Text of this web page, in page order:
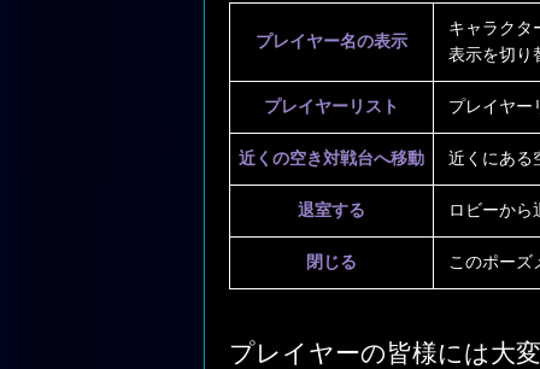
プレイヤー名の表示
キャラクタ
表示を切り
プレイヤーリスト プレイヤー
近くの空き対戦台へ移動 近くにある
退室する ロビーから
閉じる このポーズ
プレイヤーの皆様には大